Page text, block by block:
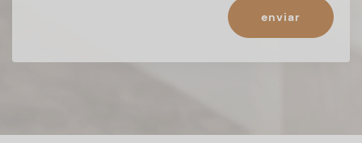
enviar